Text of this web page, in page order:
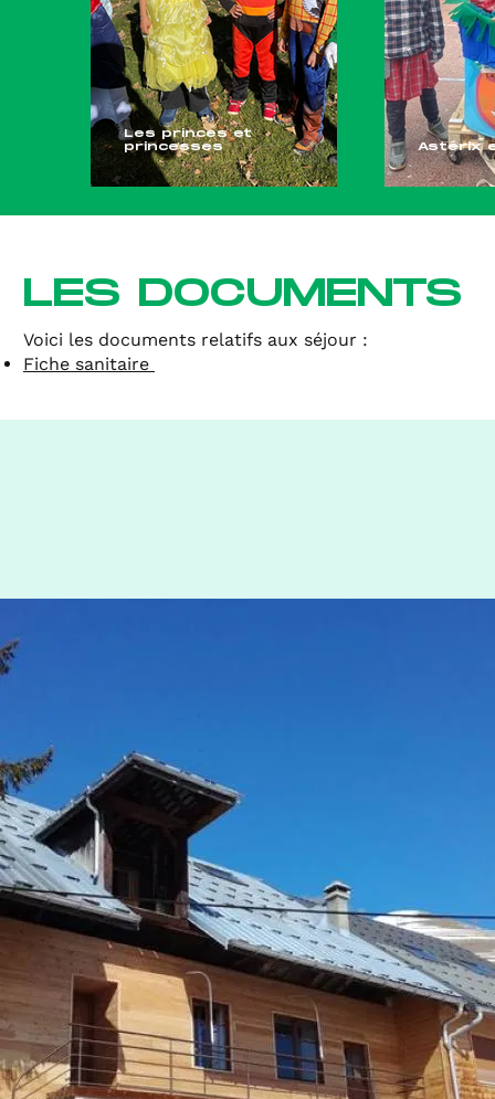
Les princes et
princesses
Astérix
LES DOCUMENTS
Voici les documents relatifs aux séjour :
Fiche sanitaire